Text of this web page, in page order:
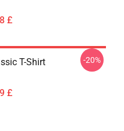
£
T-Shirt
£
-20%